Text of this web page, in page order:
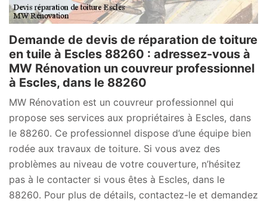
Demande de devis de réparation de toiture
en tuile à Escles 88260 : adressez-vous à
MW Rénovation un couvreur professionnel
à Escles, dans le 88260
MW Rénovation est un couvreur professionnel qui
propose ses services aux propriétaires à Escles, dans
le 88260. Ce professionnel dispose d’une équipe bien
rodée aux travaux de toiture. Si vous avez des
problèmes au niveau de votre couverture, n’hésitez
pas à le contacter si vous êtes à Escles, dans le
88260. Pour plus de détails, contactez-le et demandez